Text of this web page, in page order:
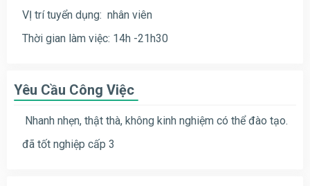
VỊ trí tuyển dụng: nhân viên
Thời gian làm việc: 14h -21h30
Yêu Cầu Công Việc
Nhanh nhẹn, thật thà, không kinh nghiệm có thể đào tạo.
đã tốt nghiệp cấp 3